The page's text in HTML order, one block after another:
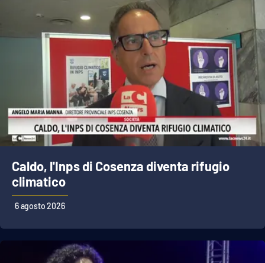
Caldo, l'Inps di Cosenza diventa rifugio
climatico
6 agosto 2026